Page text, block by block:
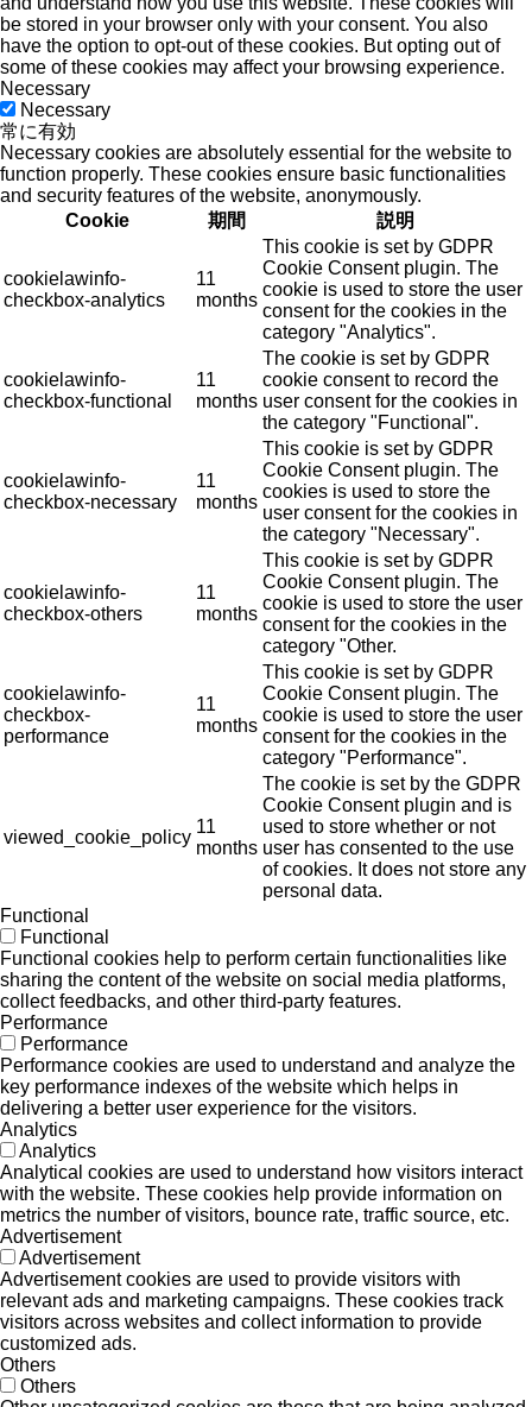
be stored in your browser only with your consent. You also
have the option to opt-out of these cookies. But opting out of
some of these cookies may affect your browsing experience.
Necessary
Necessary
常に有効
Necessary cookies are absolutely essential for the website to
function properly. These cookies ensure basic functionalities
and security features of the website, anonymously.
Cookie
期間 説明
cookielawinfo-
checkbox-analytics
11
months
This cookie is set by GDPR
Cookie Consent plugin. The
cookie is used to store the user
consent for the cookies in the
category "Analytics".
cookielawinfo-
checkbox-functional
11
months
The cookie is set by GDPR
cookie consent to record the
user consent for the cookies in
the category "Functional".
cookielawinfo-
checkbox-necessary
11
months
This cookie is set by GDPR
Cookie Consent plugin. The
cookies is used to store the
user consent for the cookies in
the category "Necessary".
cookielawinfo-
checkbox-others
11
months
This cookie is set by GDPR
Cookie Consent plugin. The
cookie is used to store the user
consent for the cookies in the
category "Other.
cookielawinfo-
checkbox-
performance
11
months
This cookie is set by GDPR
Cookie Consent plugin. The
cookie is used to store the user
consent for the cookies in the
category "Performance".
viewed_cookie_policy
11
months
The cookie is set by the GDPR
Cookie Consent plugin and is
used to store whether or not
user has consented to the use
of cookies. It does not store any
personal data.
Functional
Functional
Functional cookies help to perform certain functionalities like
sharing the content of the website on social media platforms,
collect feedbacks, and other third-party features.
Performance
Performance
Performance cookies are used to understand and analyze the
key performance indexes of the website which helps in
delivering a better user experience for the visitors.
Analytics
Analytics
Analytical cookies are used to understand how visitors interact
with the website. These cookies help provide information on
metrics the number of visitors, bounce rate, traffic source, etc.
Advertisement
Advertisement
Advertisement cookies are used to provide visitors with
relevant ads and marketing campaigns. These cookies track
visitors across websites and collect information to provide
customized ads.
Others
Others